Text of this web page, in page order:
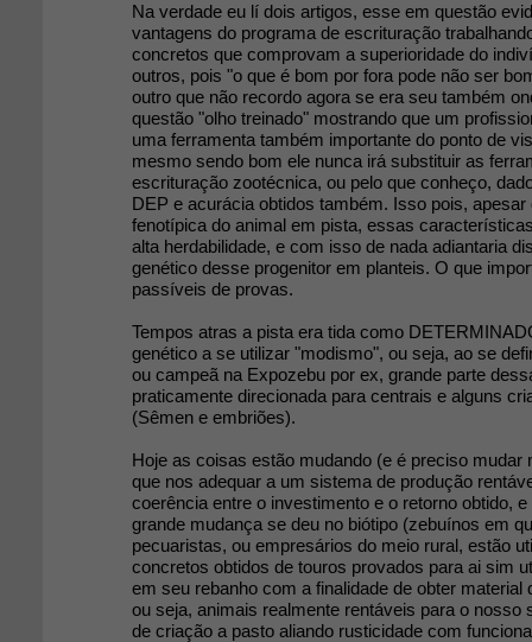
Na verdade eu lí dois artigos, esse em questão
vantagens do programa de escrituração
concretos que comprovam a superioridade do
outros, pois "o que é bom por fora pode não ser
outro que não recordo agora se era seu também
questão "olho treinado" mostrando que um
uma ferramenta também importante do ponto de
mesmo sendo bom ele nunca irá substituir as
escrituração zootécnica, ou pelo que conheço,
DEP e acurácia obtidos também. Isso pois, apesar
fenotípica do animal em pista, essas
alta herdabilidade, e com isso de nada adiantaria
genético desse progenitor em planteis. O que
passíveis de provas.
Tempos atras a pista era tida como
genético a se utilizar "modismo", ou seja, ao se
ou campeã na Expozebu por ex, grande parte
praticamente direcionada para centrais e alguns
(Sêmen e embriões).
Hoje as coisas estão mudando (e é preciso mudar
que nos adequar a um sistema de produção
coerência entre o investimento e o retorno obtido,
grande mudança se deu no biótipo (zebuínos em
pecuaristas, ou empresários do meio rural, estão
concretos obtidos de touros provados para ai sim
em seu rebanho com a finalidade de obter material
ou seja, animais realmente rentáveis para o nosso
de criação a pasto aliando rusticidade com